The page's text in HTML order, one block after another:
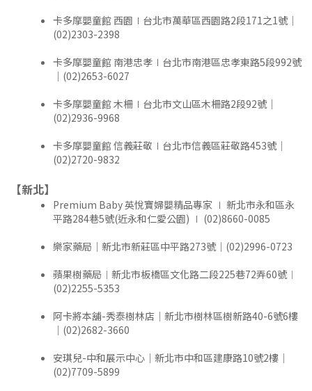
卡多摩嬰童館 西園∣台北市萬華區西園路2段171之1號｜
(02)2303-2398
卡多摩嬰童館 南港忠孝∣台北市南港區忠孝東路5段992號
｜(02)2653-6027
卡多摩嬰童館 木柵∣台北市文山區木柵路2段92號｜
(02)2936-9968
卡多摩嬰童館 信義莊敬∣台北市信義區莊敬路453號｜
(02)2720-9832
【新北】
Premium Baby 英悅寶婦嬰精品專家 ∣ 新北市永和區永
平路284巷5號(近永和仁愛公園) ∣ (02)8660-0085
樂家藥局｜新北市新莊區中平路273號｜(02)2996-0723
蘋果樹藥局︱新北市板橋區文化路二段225巷72弄60號︱
(02)2255-5353
阿卡將本舖-秀泰樹林店｜新北市樹林區樹新路40-6號6樓
｜(02)2682-3660
安琪兒-中和展示中心｜新北市中和區建康路10號2樓｜
(02)7709-5899